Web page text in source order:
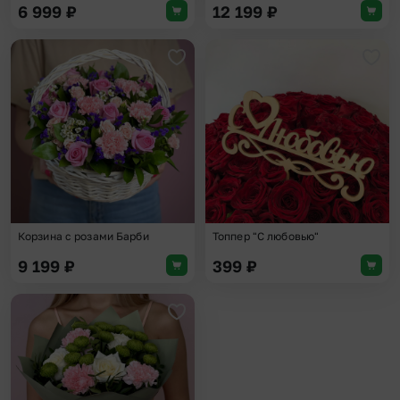
6 999 ₽ 12 199 ₽
Корзина с розами Барби
9 199 ₽
Топпер "С любовью"
399 ₽
Добавить в избранное